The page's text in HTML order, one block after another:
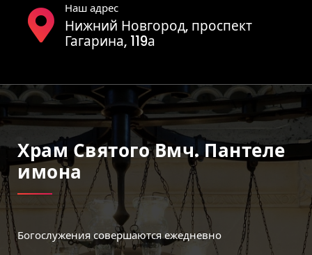
Наш адрес
Нижний Новгород, проспект
Гагарина, 119а
Храм Святого Вмч. Пантеле
Имона
Богослужения совершаются ежедневно